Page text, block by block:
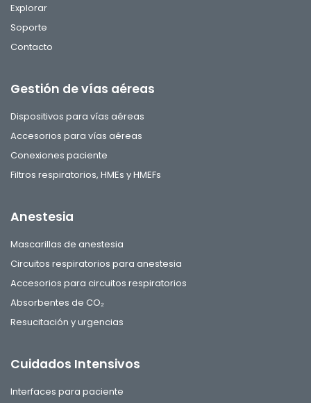
Explorar
Soporte
Contacto
Gestión de vías aéreas
Dispositivos para vías aéreas
Accesorios para vías aéreas
Conexiones paciente
Filtros respiratorios, HMEs y HMEFs
Anestesia
Mascarillas de anestesia
Circuitos respiratorios para anestesia
Accesorios para circuitos respiratorios
Absorbentes de CO₂
Resucitación y urgencias
Cuidados Intensivos
Interfaces para paciente